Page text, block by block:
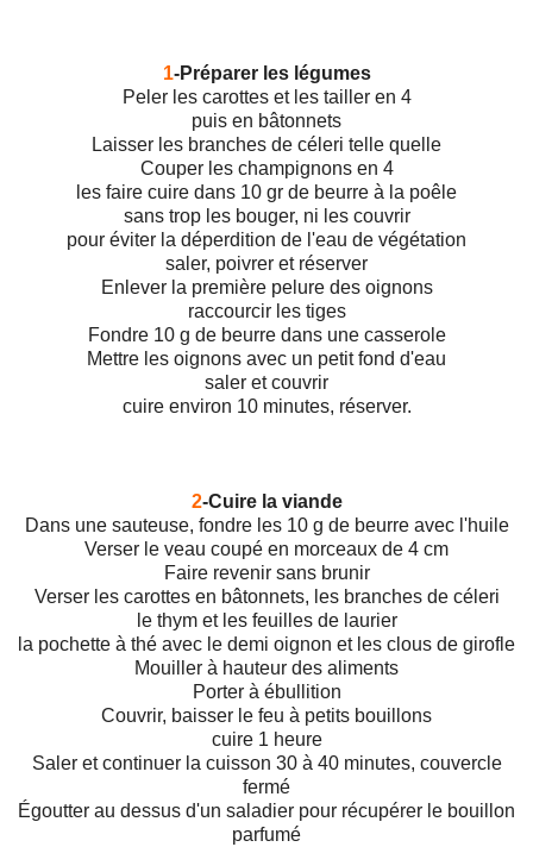
1-Préparer les légumes
Peler les carottes et les tailler en 4
puis en bâtonnets
Laisser les branches de céleri telle quelle
Couper les champignons en 4
les faire cuire dans 10 gr de beurre à la poêle
sans trop les bouger, ni les couvrir
pour éviter la déperdition de l'eau de végétation
saler, poivrer et réserver
Enlever la première pelure des oignons
raccourcir les tiges
Fondre 10 g de beurre dans une casserole
Mettre les oignons avec un petit fond d'eau
saler et couvrir
cuire environ 10 minutes, réserver.
2-Cuire la viande
Dans une sauteuse, fondre les 10 g de beurre avec l'huile
Verser le veau coupé en morceaux de 4 cm
Faire revenir sans brunir
Verser les carottes en bâtonnets, les branches de céleri
le thym et les feuilles de laurier
la pochette à thé avec le demi oignon et les clous de girofle
Mouiller à hauteur des aliments
Porter à ébullition
Couvrir, baisser le feu à petits bouillons
cuire 1 heure
Saler et continuer la cuisson 30 à 40 minutes, couvercle
fermé
Égoutter au dessus d'un saladier pour récupérer le bouillon
parfumé